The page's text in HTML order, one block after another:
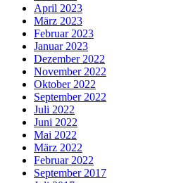
April 2023
März 2023
Februar 2023
Januar 2023
Dezember 2022
November 2022
Oktober 2022
September 2022
Juli 2022
Juni 2022
Mai 2022
März 2022
Februar 2022
September 2017